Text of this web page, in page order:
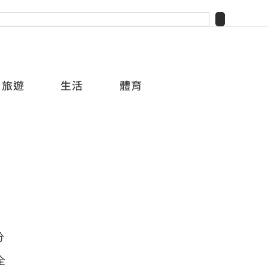
旅遊 生活 體育